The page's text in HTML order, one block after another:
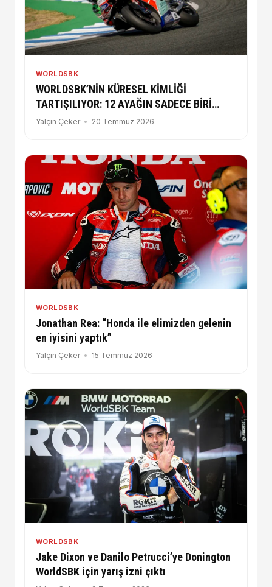
WORLDSBK
WORLDSBK’NİN KÜRESEL KİMLİĞİ
TARTIŞILIYOR: 12 AYAĞIN SADECE BİRİ
AVRUPA DIŞINDA
Yalçın Çeker 20 Temmuz 2026
WORLDSBK
Jonathan Rea: “Honda ile elimizden gelenin
en iyisini yaptık”
Yalçın Çeker 15 Temmuz 2026
WORLDSBK
Jake Dixon ve Danilo Petrucci’ye Donington
WorldSBK için yarış izni çıktı